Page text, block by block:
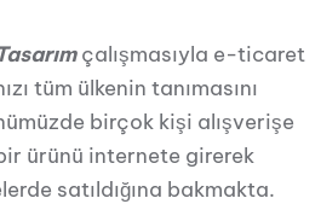
çalışmasıyla e-ticaret
tüm ülkenin tanımasını
birçok kişi alışverişe
ürünü internete girerek
satıldığına bakmakta.